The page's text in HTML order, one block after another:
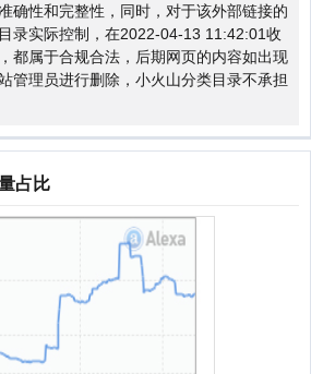
确性和完整性，同时，对于该外部链接的
录实际控制，在2022-04-13 11:42:01收
都属于合规合法，后期网页的内容如出现
管理员进行删除，小火山分类目录不承担
占比